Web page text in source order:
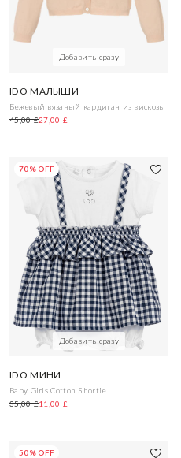
Добавить сразу
IDO МАЛЫШИ
Бежевый вязаный кардиган из вискозы
45,00 £27,00 £
70% OFF
Добавить сразу
IDO МИНИ
Baby Girls Cotton Shortie
35,00 £11,00 £
50% OFF